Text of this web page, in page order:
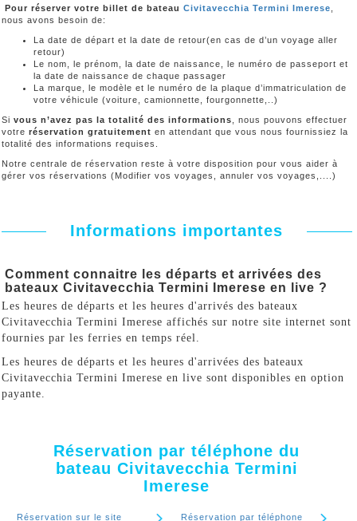
Pour réserver votre billet de bateau Civitavecchia Termini Imerese
nous avons besoin de:
La date de départ et la date de retour(en cas de d’un voyage aller
retour)
Le nom, le prénom, la date de naissance, le numéro de passeport et
la date de naissance de chaque passager
La marque, le modèle et le numéro de la plaque d’immatriculation de
votre véhicule (voiture, camionnette, fourgonnette,..)
Si vous n’avez pas la totalité des informations , nous pouvons effectuer
votre réservation gratuitement en attendant que vous nous fournissiez la
totalité des informations requises.
Notre centrale de réservation reste à votre disposition pour vous aider à
gérer vos réservations (Modifier vos voyages, annuler vos voyages,....)
Informations importantes
Comment connaitre les départs et arrivées des
bateaux Civitavecchia Termini Imerese en live ?
Les heures de départs et les heures d'arrivés des bateaux
Civitavecchia Termini Imerese affichés sur notre site internet sont
fournies par les ferries en temps réel.
Les heures de départs et les heures d'arrivées des bateaux
Civitavecchia Termini Imerese en live sont disponibles en option
payante.
Réservation par téléphone du
bateau Civitavecchia Termini
Imerese
Réservation sur le site Réservation par téléphone